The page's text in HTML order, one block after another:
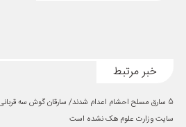
خبر مرتبط
5 سارق مسلح احشام اعدام شدند/ سارقان گوش سه قربانی را بریدند
سایت وزارت علوم هک نشده است